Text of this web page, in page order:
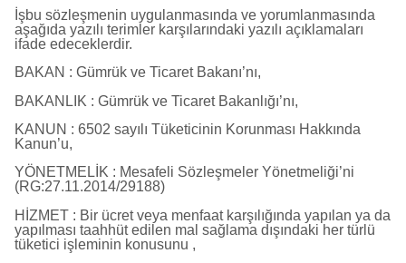
İşbu sözleşmenin uygulanmasında ve yorumlanmasında
aşağıda yazılı terimler karşılarındaki yazılı açıklamaları
ifade edeceklerdir.
BAKAN : Gümrük ve Ticaret Bakanı’nı,
BAKANLIK : Gümrük ve Ticaret Bakanlığı’nı,
KANUN : 6502 sayılı Tüketicinin Korunması Hakkında
Kanun’u,
YÖNETMELİK : Mesafeli Sözleşmeler Yönetmeliği’ni
(RG:27.11.2014/29188)
HİZMET : Bir ücret veya menfaat karşılığında yapılan ya da
yapılması taahhüt edilen mal sağlama dışındaki her türlü
tüketici işleminin konusunu ,